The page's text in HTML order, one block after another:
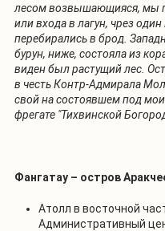
лесом возвышающияся, мы
или входа в лагун, чрез
перебирались в брод.
бурун, ниже, состояла из
виден был растущий лес.
в честь Контр-Адмирала
свой на состоявшем под
фрегате "Тихвинской
Фангатау – остров
Атолл в восточной
Административный